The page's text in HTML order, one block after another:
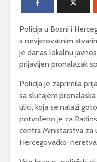
Policija u Bosni i
s nevjerovatnim
je danas lokalnu
prijavljen pronalazak
Policija je zaprimila
sa slučajem
ulici, koja se nalazi
potvrđeno je za
centra Ministarstva za
Hercegovačko-